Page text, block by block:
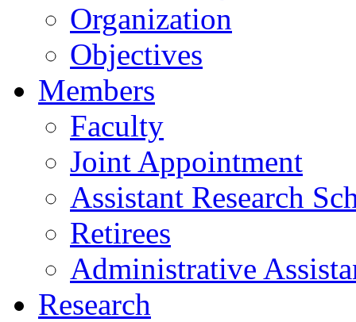
Organization
Objectives
Members
Faculty
Joint Appointment
Assistant Research
Retirees
Administrative
Research